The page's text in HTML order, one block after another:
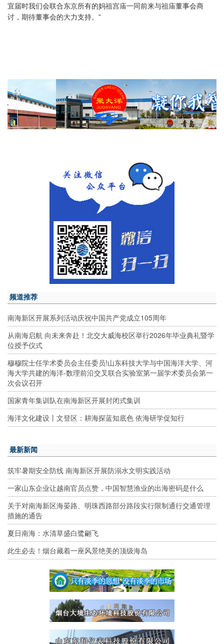
宜届时我们会联合东京所有的妈祖宫庙一同前来与祖庙董事会商
讨，期待董事会的大力支持。”
频道推荐
南海新区开展系列活动庆祝中国共产党成立105周年
从南海启航 向未来奔赴！北交大威海校区举行2026年毕业典礼暨学
位授予仪式
穆穆院士任学术委员会主任委员!山东科技大学与中国海洋大学、河
海大学共建的海洋-数理前沿交叉联合实验室第一届学术委员会第一
次会议召开
国家青年集训队在南海新区开展封闭式集训
海洋文化建设丨文登区：耕海探蓝知底色 依海研学促知行
最新新闻
筑牢暑期安全防线 南海新区开展防溺水文明实践活动
一家山东企业让越南官员点赞，中国智慧渔业的出海密码是什么
关于对南海新区海晏路、明珠西路部分路段实行限制通行交通管理
措施的通告
夏日南海：水清草盛白鹭翩飞
此生必去！烟台藏着一座风景绝美的顶级海岛